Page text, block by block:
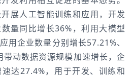
展人工智能训练和应用，开发
量同比增长36%，利用大模型
用企业数量分别增长57.21%、
动数据资源规模加速增长，企
达27.4%，用于开发、训练和